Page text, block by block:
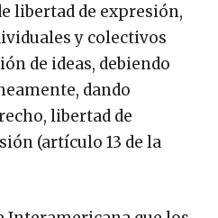
libertad de expresión,
y colectivos
de ideas, debiendo
dando
libertad de
(artículo 13 de la